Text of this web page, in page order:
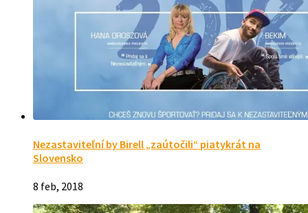
Nezastaviteľní by Birell „zaútočili“ piatykrát na
Slovensko
8 feb, 2018